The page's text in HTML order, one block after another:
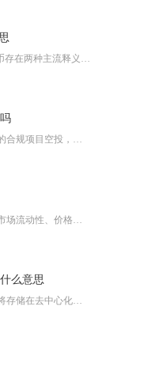
币圈语境下的vf钱币存在两种主流释义，一是古钱币收藏流通市场通用的VF品相评级标识，二是链
空投币有真实存在的合规项目空投，但市场中九成以上面向普通散户的免费空投、大额福利空投均为虚
综合项目基本面、市场流动性、价格走势以及行业竞争现状，普通币圈投资者不建议买入SWRV代币
么意思
交易所充币指用户将存储在去中心化钱包、其他交易平台内的数字加密资产，通过对应区块链网络转入